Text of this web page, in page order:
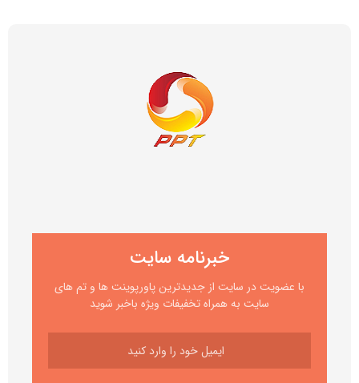
خبرنامه سایت
با عضویت در سایت از جدیدترین پاورپوینت ها و تم های
سایت به همراه تخفیفات ویژه باخبر شوید